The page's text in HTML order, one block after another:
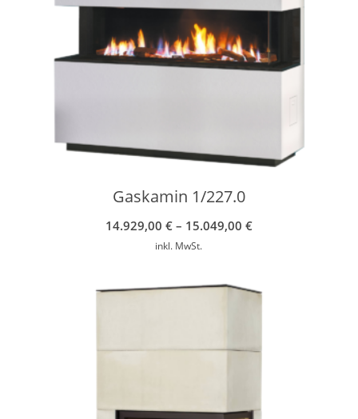
Gaskamin 1/227.0
14.929,00 €– 15.049,00 €
inkl. MwSt.